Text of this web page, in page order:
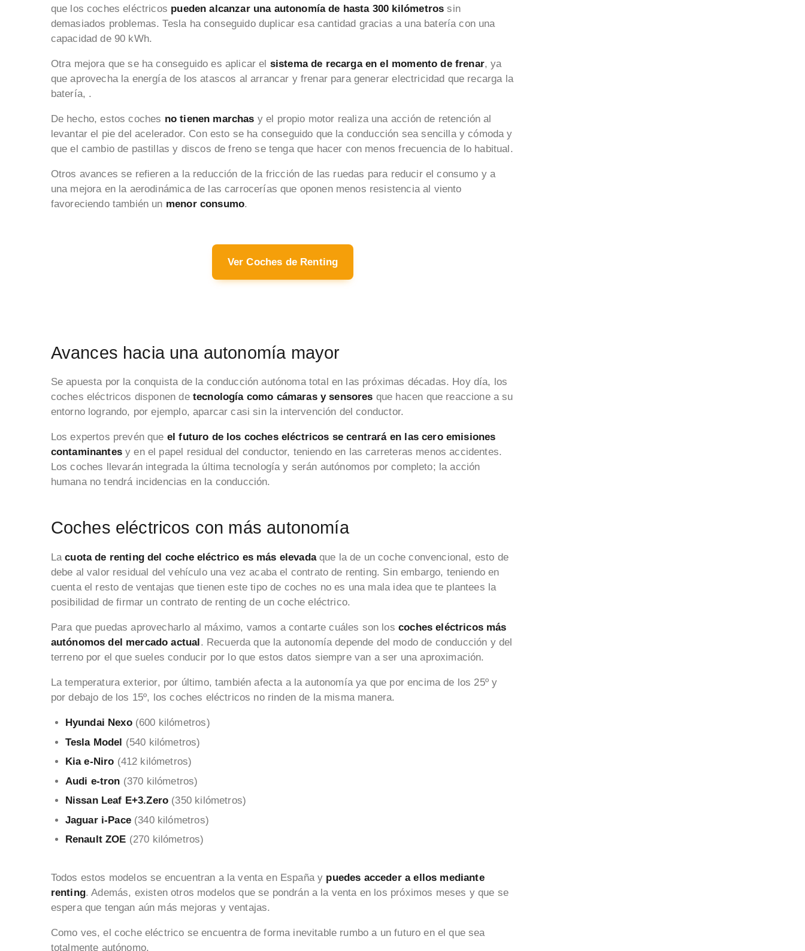
que los coches eléctricos pueden alcanzar una autonomía de hasta 300 kilómetros sin
demasiados problemas. Tesla ha conseguido duplicar esa cantidad gracias a una batería con una
capacidad de 90 kWh.
Otra mejora que se ha conseguido es aplicar el sistema de recarga en el momento de frenar, ya
que aprovecha la energía de los atascos al arrancar y frenar para generar electricidad que recarga la
batería, .
De hecho, estos coches no tienen marchas y el propio motor realiza una acción de retención al
levantar el pie del acelerador. Con esto se ha conseguido que la conducción sea sencilla y cómoda y
que el cambio de pastillas y discos de freno se tenga que hacer con menos frecuencia de lo habitual.
Otros avances se refieren a la reducción de la fricción de las ruedas para reducir el consumo y a
una mejora en la aerodinámica de las carrocerías que oponen menos resistencia al viento
favoreciendo también un menor consumo.
Ver Coches de Renting
Avances hacia una autonomía mayor
Se apuesta por la conquista de la conducción autónoma total en las próximas décadas. Hoy día, los
coches eléctricos disponen de tecnología como cámaras y sensores que hacen que reaccione a su
entorno logrando, por ejemplo, aparcar casi sin la intervención del conductor.
Los expertos prevén que el futuro de los coches eléctricos se centrará en las cero emisiones
contaminantesy en el papel residual del conductor, teniendo en las carreteras menos accidentes.
Los coches llevarán integrada la última tecnología y serán autónomos por completo; la acción
humana no tendrá incidencias en la conducción.
Coches eléctricos con más autonomía
Lacuota de renting del coche eléctrico es más elevadaque la de un coche convencional, esto de
debe al valor residual del vehículo una vez acaba el contrato de renting. Sin embargo, teniendo en
cuenta el resto de ventajas que tienen este tipo de coches no es una mala idea que te plantees la
posibilidad de firmar un contrato de renting de un coche eléctrico.
Para que puedas aprovecharlo al máximo, vamos a contarte cuáles son los coches eléctricos más
autónomos del mercado actual. Recuerda que la autonomía depende del modo de conducción y del
terreno por el que sueles conducir por lo que estos datos siempre van a ser una aproximación.
La temperatura exterior, por último, también afecta a la autonomía ya que por encima de los 25º y
por debajo de los 15º, los coches eléctricos no rinden de la misma manera.
Hyundai Nexo(600 kilómetros)
Tesla Model (540 kilómetros)
Kia e-Niro (412 kilómetros)
Audi e-tron (370 kilómetros)
Nissan Leaf E+3.Zero (350 kilómetros)
Jaguar i-Pace(340 kilómetros)
Renault ZOE (270 kilómetros)
Todos estos modelos se encuentran a la venta en España y puedes acceder a ellos mediante
renting. Además, existen otros modelos que se pondrán a la venta en los próximos meses y que se
espera que tengan aún más mejoras y ventajas.
Como ves, el coche eléctrico se encuentra de forma inevitable rumbo a un futuro en el que sea
totalmente autónomo.